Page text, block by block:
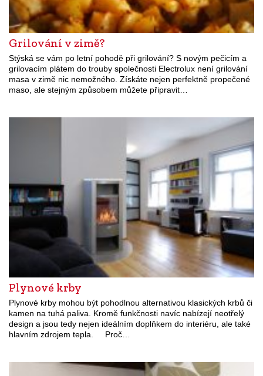
Grilování v zimě?
Stýská se vám po letní pohodě při grilování? S novým pečicím a
grilovacím plátem do trouby společnosti Electrolux není grilování
masa v zimě nic nemožného. Získáte nejen perfektně propečené
maso, ale stejným způsobem můžete připravit…
Plynové krby
Plynové krby mohou být pohodlnou alternativou klasických krbů či
kamen na tuhá paliva. Kromě funkčnosti navíc nabízejí neotřelý
design a jsou tedy nejen ideálním doplňkem do interiéru, ale také
hlavním zdrojem tepla. Proč…